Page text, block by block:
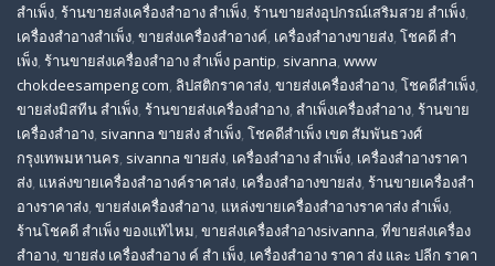
สำเพ็ง, ร้านขายส่งเครื่องสําอาง สําเพ็ง, ร้านขายส่งอุปกรณ์เสริมสวย สําเพ็ง,
เครื่องสำอางสำเพ็ง, ขายส่งเครื่องสำอางค์, เครื่องสำอางขายส่ง, โชคดี สํา
เพ็ง, ร้านขายส่งเครื่องสําอาง สําเพ็ง pantip, sivanna, www
chokdeesampeng com, ลิปสติกราคาส่ง, ขายส่งเครื่องสำอาง, โชคดีสำเพ็ง,
ขายส่งมิสทีน สําเพ็ง, ร้านขายส่งเครื่องสำอาง, สําเพ็งเครื่องสําอาง, ร้านขาย
เครื่องสำอาง, sivanna ขายส่ง สําเพ็ง, โชคดีสำเพ็ง เขต สัมพันธวงศ์
กรุงเทพมหานคร, sivanna ขายส่ง, เครื่องสําอาง สําเพ็ง, เครื่องสําอางราคา
ส่ง, แหล่งขายเครื่องสําอางค์ราคาส่ง, เครื่องสําอางขายส่ง, ร้านขายเครื่องสํา
อางราคาส่ง, ขายส่งเครื่องสําอาง, แหล่งขายเครื่องสําอางราคาส่ง สําเพ็ง,
ร้านโชคดี สําเพ็ง ของแท้ไหม, ขายส่งเครื่องสําอางsivanna, ที่ขายส่งเครื่อง
สําอาง, ขายส่ง เครื่องสำอาง ค์ สำ เพ็ง, เครื่องสำอาง ราคา ส่ง และ ปลีก ราคา